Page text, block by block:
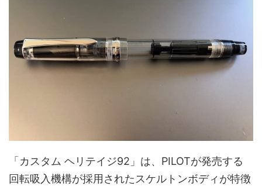
「カスタム ヘリテイジ92」は、PILOTが発売する
回転吸入機構が採用されたスケルトンボディが特徴